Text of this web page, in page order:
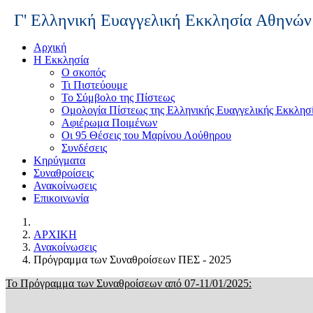
Γ' Ελληνική Ευαγγελική Εκκλησία Αθηνών
Αρχική
Η Εκκλησία
Ο σκοπός
Τι Πιστεύουμε
Το Σύμβολο της Πίστεως
Ομολογία Πίστεως της Ελληνικής Ευαγγελικής
Αφιέρωμα Ποιμένων
Οι 95 Θέσεις του Μαρίνου Λούθηρου
Συνδέσεις
Κηρύγματα
Συναθροίσεις
Ανακοίνωσεις
Επικοινωνία
ΑΡΧΙΚΗ
Ανακοίνωσεις
Πρόγραμμα των Συναθροίσεων ΠΕΣ - 2025
Το Πρόγραμμα των Συναθροίσεων από 07-11/01/2025: